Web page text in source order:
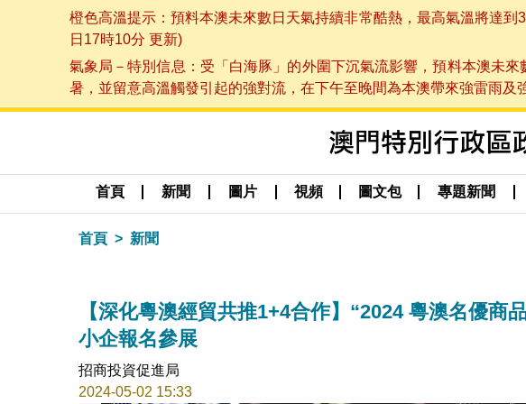
橙色高溫提示：預料本澳未來數日天氣持續非常酷熱，最高氣溫將達
日17時10分 更新)
氣象局－特別信息：受「白海豚」的外圍下沉氣流影響，預料本澳未
暑，並留意高溫觸發引起的強對流，在下午至晚間為本澳帶來強雷雨
首頁 新聞 圖片 視頻 圖文包 專題新聞
首頁 新聞
【深化粵澳經貿共推1+4合作】“2024 粵澳名優商
小企報名參展
招商投資促進局
2024-05-02 15:33